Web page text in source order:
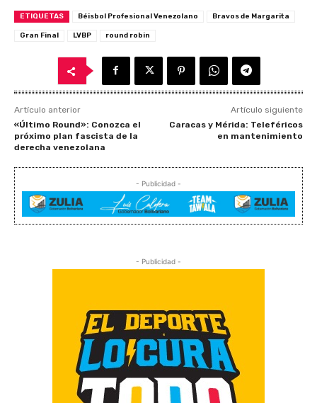
ETIQUETAS Béisbol Profesional Venezolano Bravos de Margarita
Gran Final LVBP round robin
Artículo anterior
«Último Round»: Conozca el
próximo plan fascista de la
derecha venezolana
Artículo siguiente
Caracas y Mérida: Teleféricos
en mantenimiento
- Publicidad -
- Publicidad -